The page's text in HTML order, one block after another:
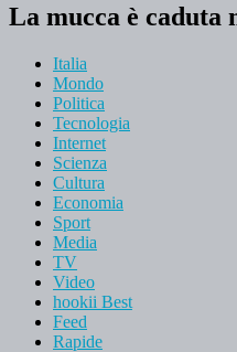
La mucca è caduta
Italia
Mondo
Politica
Tecnologia
Internet
Scienza
Cultura
Economia
Sport
Media
TV
Video
hookii Best
Feed
Rapide